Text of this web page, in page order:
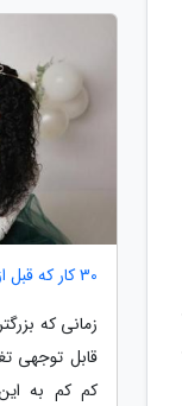
30 کار که قبل از 30 سالگی باید انجام دهید
زمانی که
قابل توجهی
کم کم به